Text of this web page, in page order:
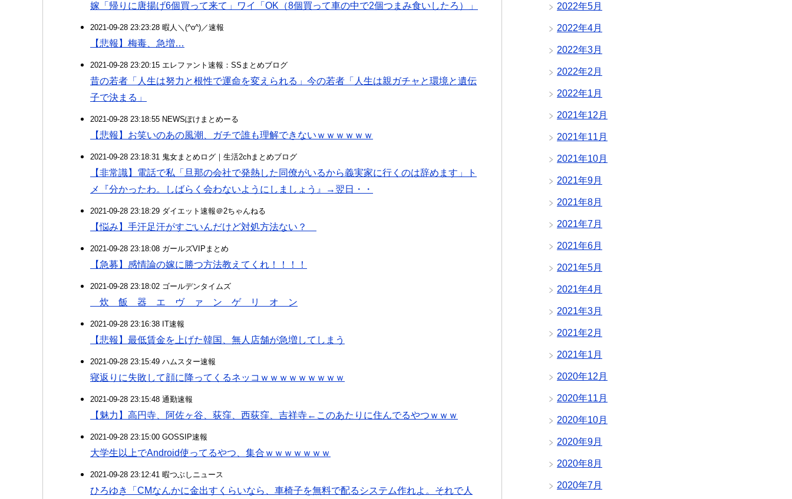
嫁「帰りに唐揚げ6個買って来て」ワイ「OK（8個買って車の中で2個つまみ食いしたろ）」
2021-09-28 23:23:28 暇人＼(^o^)／速報
【悲報】梅毒、急増…
2021-09-28 23:20:15 エレファント速報：SSまとめブログ
昔の若者「人生は努力と根性で運命を変えられる」今の若者「人生は親ガチャと環境と遺伝
子で決まる」
2021-09-28 23:18:55 NEWSぽけまとめーる
【悲報】お笑いのあの風潮、ガチで誰も理解できないｗｗｗｗｗｗ
2021-09-28 23:18:31 鬼女まとめログ｜生活2chまとめブログ
【非常識】電話で私「旦那の会社で発熱した同僚がいるから義実家に行くのは辞めます」ト
メ『分かったわ。しばらく会わないようにしましょう』→翌日・・
2021-09-28 23:18:29 ダイエット速報＠2ちゃんねる
【悩み】手汗足汗がすごいんだけど対処方法ない？
2021-09-28 23:18:08 ガールズVIPまとめ
【急募】感情論の嫁に勝つ方法教えてくれ！！！！
2021-09-28 23:18:02 ゴールデンタイムズ
炊 飯 器 エ ヴ ァ ン ゲ リ オ ン
2021-09-28 23:16:38 IT速報
【悲報】最低賃金を上げた韓国、無人店舗が急増してしまう
2021-09-28 23:15:49 ハムスター速報
寝返りに失敗して顔に降ってくるネッコｗｗｗｗｗｗｗｗｗ
2021-09-28 23:15:48 通勤速報
【魅力】高円寺、阿佐ヶ谷、荻窪、西荻窪、吉祥寺←このあたりに住んでるやつｗｗｗ
2021-09-28 23:15:00 GOSSIP速報
大学生以上でAndroid使ってるやつ、集合ｗｗｗｗｗｗｗ
2021-09-28 23:12:41 暇つぶしニュース
ひろゆき「CMなんかに金出すくらいなら、車椅子を無料で配るシステム作れよ。それで人
2022年5月
2022年4月
2022年3月
2022年2月
2022年1月
2021年12月
2021年11月
2021年10月
2021年9月
2021年8月
2021年7月
2021年6月
2021年5月
2021年4月
2021年3月
2021年2月
2021年1月
2020年12月
2020年11月
2020年10月
2020年9月
2020年8月
2020年7月